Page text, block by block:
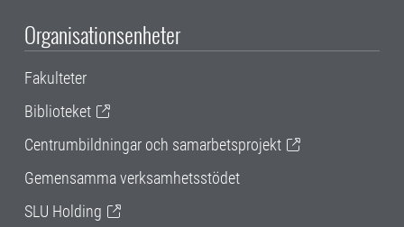
Organisationsenheter
Fakulteter
Biblioteket
Centrumbildningar och samarbetsprojekt
Gemensamma verksamhetsstödet
SLU Holding